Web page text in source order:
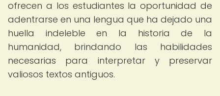
ofrecen a los estudiantes la oportunidad de
adentrarse en una lengua que ha dejado una
huella indeleble en la historia de la
humanidad, brindando las habilidades
necesarias para interpretar y preservar
valiosos textos antiguos.